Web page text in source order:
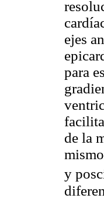
ejes
para
de la
y